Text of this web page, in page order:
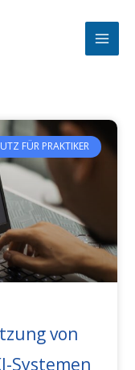
FÜR PRAKTIKER
von
Systemen